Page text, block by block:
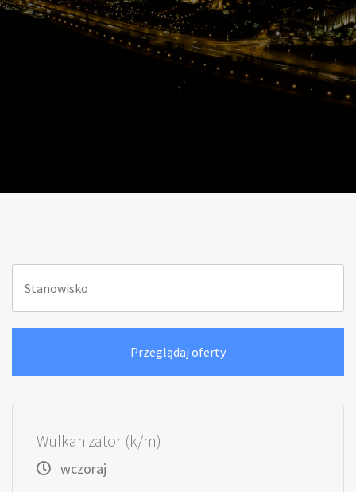
Wulkanizator (k/m)
wczoraj